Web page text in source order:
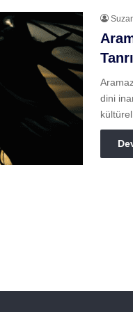
dini